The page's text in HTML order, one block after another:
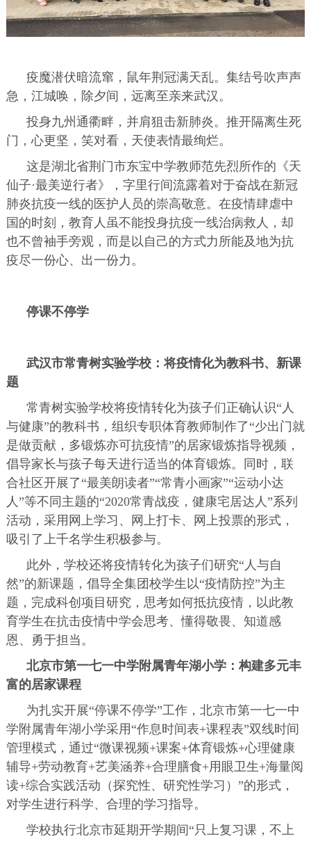
疫魔潜伏暗流窜，鼠年荆冠满天乱。集结号吹声声
急，江城唤，除夕间，远离至亲来武汉。
投身九州通衢畔，并肩狙击新肺炎。推开隔离生死
门，心更坚，笑对看，天使表情最绚烂。
这是湖北省荆门市东宝中学教师范先烈所作的《天
仙子·最美逆行者》，字里行间流露着对于奋战在新冠
肺炎抗疫一线的医护人员的崇高敬意。在疫情肆虐中
国的时刻，教育人虽不能投身抗疫一线治病救人，却
也不曾袖手旁观，而是以自己的方式力所能及地为抗
疫尽一份心、出一份力。
停课不停学
武汉市常青树实验学校：将疫情化为教科书、新课
题
常青树实验学校将疫情转化为孩子们正确认识“人
与健康”的教科书，组织专职体育教师制作了“少出门就
是做贡献，多锻炼亦可抗疫情”的居家锻炼指导视频，
倡导家长与孩子每天进行适当的体育锻炼。同时，联
合社区开展了“最美朗读者”“常青小画家”“运动小达
人”等不同主题的“2020常青战疫，健康宅居达人”系列
活动，采用网上学习、网上打卡、网上投票的形式，
吸引了上千名学生积极参与。
此外，学校还将疫情转化为孩子们研究“人与自
然”的新课题，倡导全集团校学生以“疫情防控”为主
题，完成科创项目研究，思考如何抵抗疫情，以此教
育学生在抗击疫情中学会思考、懂得敬畏、知道感
恩、勇于担当。
北京市第一七一中学附属青年湖小学：构建多元丰
富的居家课程
为扎实开展“停课不停学”工作，北京市第一七一中
学附属青年湖小学采用“作息时间表+课程表”双线时间
管理模式，通过“微课视频+课案+体育锻炼+心理健康
辅导+劳动教育+艺美涵养+合理膳食+用眼卫生+海量阅
读+综合实践活动（探究性、研究性学习）”的形式，
对学生进行科学、合理的学习指导。
学校执行北京市延期开学期间“只上复习课，不上